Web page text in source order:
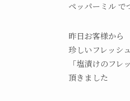
ペッパーミル で
昨日お客様から
珍しいフレッシ
「塩漬けのフレ
頂きました